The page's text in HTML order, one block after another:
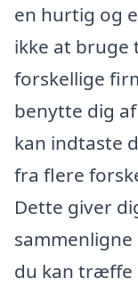
en hurtig og
ikke at bruge
forskellige
benytte dig
kan indtaste
fra flere
Dette giver
sammenligne
du kan træffe